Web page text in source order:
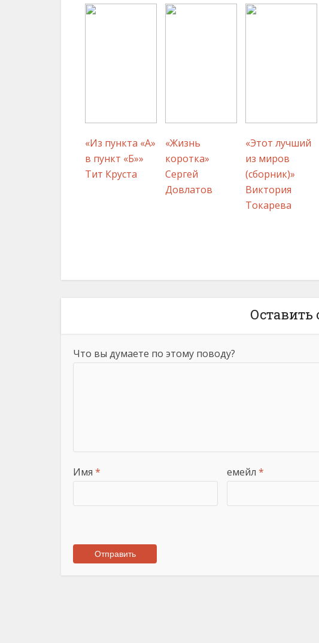
«Из пункта «А»
в пункт «Б»»
Тит Круста
«Жизнь
коротка»
Сергей
Довлатов
«Этот лучший
из миров
(сборник)»
Виктория
Токарева
Оставить
Что вы думаете по этому поводу?
Имя * емейл *